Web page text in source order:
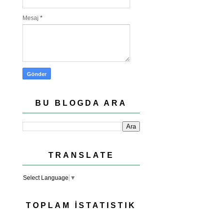
Mesaj *
BU BLOGDA ARA
TRANSLATE
Select Language ▼
TOPLAM İSTATISTIK